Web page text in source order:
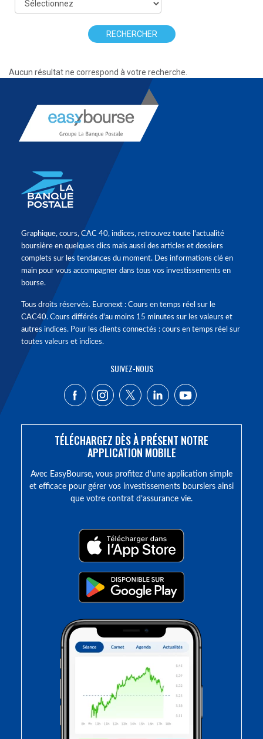
RECHERCHER
Aucun résultat ne correspond à votre recherche.
Graphique, cours, CAC 40, indices, retrouvez toute l'actualité
boursière en quelques clics mais aussi des articles et dossiers
complets sur les tendances du moment. Des informations clé en
main pour vous accompagner dans tous vos investissements en
bourse.
Tous droits réservés. Euronext : Cours en temps réel sur le
CAC40. Cours différés d'au moins 15 minutes sur les valeurs et
autres indices. Pour les clients connectés : cours en temps réel sur
toutes valeurs et indices.
SUIVEZ-NOUS
TÉLÉCHARGEZ DÈS À PRÉSENT NOTRE
APPLICATION MOBILE
Avec EasyBourse, vous profitez d’une application simple
et efficace pour gérer vos investissements boursiers ainsi
que votre contrat d’assurance vie.